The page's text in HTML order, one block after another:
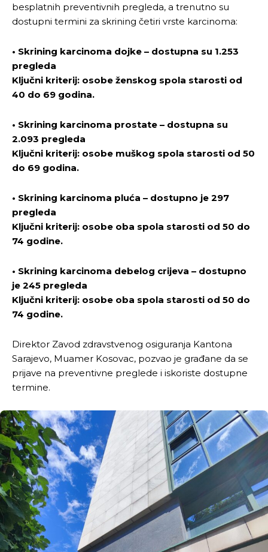
besplatnih preventivnih pregleda, a trenutno su
dostupni termini za skrining četiri vrste karcinoma:
• Skrining karcinoma dojke – dostupna su 1.253
pregleda
Ključni kriterij: osobe ženskog spola starosti od
40 do 69 godina.
• Skrining karcinoma prostate – dostupna su
2.093 pregleda
Ključni kriterij: osobe muškog spola starosti od 50
do 69 godina.
• Skrining karcinoma pluća – dostupno je 297
pregleda
Ključni kriterij: osobe oba spola starosti od 50 do
74 godine.
• Skrining karcinoma debelog crijeva – dostupno
je 245 pregleda
Ključni kriterij: osobe oba spola starosti od 50 do
74 godine.
Direktor Zavod zdravstvenog osiguranja Kantona
Sarajevo, Muamer Kosovac, pozvao je građane da se
prijave na preventivne preglede i iskoriste dostupne
termine.